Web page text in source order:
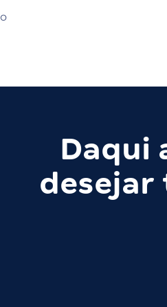
Daqui
desejar